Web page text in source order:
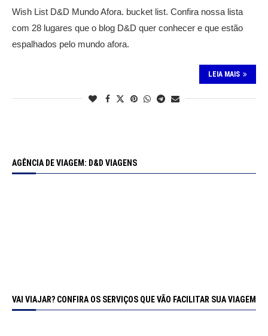
Wish List D&D Mundo Afora. bucket list. Confira nossa lista
com 28 lugares que o blog D&D quer conhecer e que estão
espalhados pelo mundo afora.
LEIA MAIS
AGÊNCIA DE VIAGEM: D&D VIAGENS
VAI VIAJAR? CONFIRA OS SERVIÇOS QUE VÃO FACILITAR SUA VIAGEM